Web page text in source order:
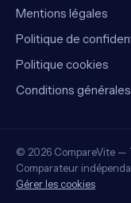
Mentions légales
Politique de
Politique cookies
Conditions
© 2026 CompareVite —
Comparateur
Gérer les cookies